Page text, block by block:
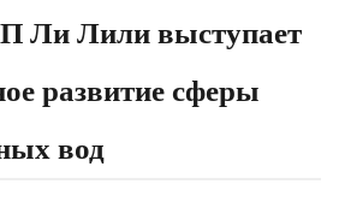
Ли Лили выступает
развитие сферы
вод